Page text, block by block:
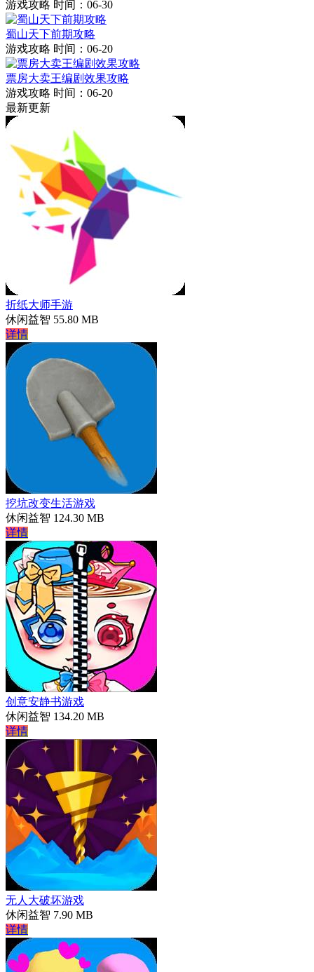
游戏攻略 时间：06-30
蜀山天下前期攻略
游戏攻略 时间：06-20
票房大卖王编剧效果攻略
游戏攻略 时间：06-20
最新更新
折纸大师手游
休闲益智 55.80 MB
详情
挖坑改变生活游戏
休闲益智 124.30 MB
详情
创意安静书游戏
休闲益智 134.20 MB
详情
无人大破坏游戏
休闲益智 7.90 MB
详情